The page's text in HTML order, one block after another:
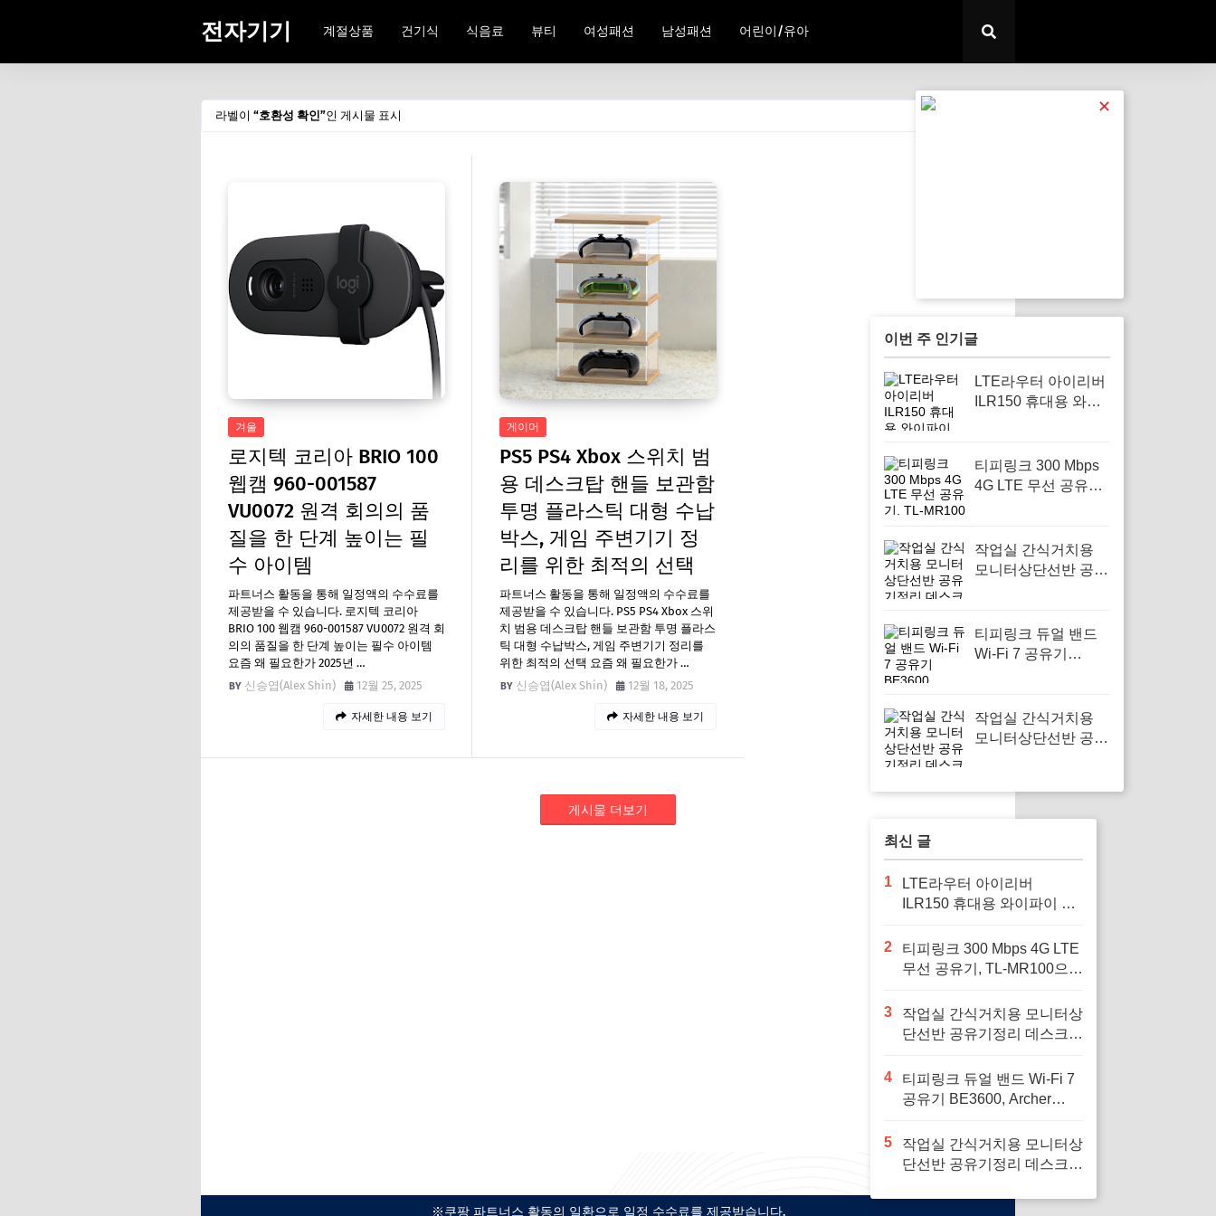
전자기기 계절상품 건기식 식음료 뷰티 여성패션 남성패션 어린이/유아
라벨이 호환성 확인 인 게시물 표시
겨울
로지텍 코리아 BRIO 100
웹캠 960-001587
VU0072 원격 회의의 품
질을 한 단계 높이는 필
수 아이템
파트너스 활동을 통해 일정액의 수수료를
제공받을 수 있습니다. 로지텍 코리아
BRIO 100 웹캠 960-001587 VU0072 원격 회
의의 품질을 한 단계 높이는 필수 아이템
요즘 왜 필요한가 2025년 …
신승엽(Alex Shin)
12월 25, 2025
자세한 내용 보기
게이머
PS5 PS4 Xbox 스위치 범
용 데스크탑 핸들 보관함
투명 플라스틱 대형 수납
박스, 게임 주변기기 정
리를 위한 최적의 선택
파트너스 활동을 통해 일정액의 수수료를
제공받을 수 있습니다. PS5 PS4 Xbox 스위
치 범용 데스크탑 핸들 보관함 투명 플라스
틱 대형 수납박스, 게임 주변기기 정리를
위한 최적의 선택 요즘 왜 필요한가 …
신승엽(Alex Shin)
12월 18, 2025
자세한 내용 보기
게시물 더보기
※쿠팡 파트너스 활동의 일환으로 일정 수수료를 제공받습니다.
✕
이번 주 인기글
LTE라우터 아이리버
ILR150 휴대용 와이
정적인 인터넷 연결
을 위해
티피링크 300 Mbps
4G LTE 무선 공유기,
구축하세요
작업실 간식거치용
모니터상단선반 공유
작업 공간을 깔끔하
게 정리하고 싶은 사
티피링크 듀얼 밴드
Wi-Fi 7 공유기
인터넷 속도를 혁신
하세요
작업실 간식거치용
모니터상단선반 공유
재택 근무 공간을 효
율적으로 정리하는
최신 글
1
LTE라우터 아이리버
ILR150 휴대용 와이파이 공
중 안정적인 인터넷 연결을
위해
2
티피링크 300 Mbps 4G LTE
무선 공유기, TL-MR100으로
축하세요
3
작업실 간식거치용 모니터상
단선반 공유기정리 데스크꾸
업 공간을 깔끔하게 정리하
고 싶은 사람에게 필요하다
4
티피링크 듀얼 밴드 Wi-Fi 7
공유기 BE3600, Archer
넷 속도를 혁신하세요
5
작업실 간식거치용 모니터상
단선반 공유기정리 데스크꾸
택 근무 공간을 효율적으로